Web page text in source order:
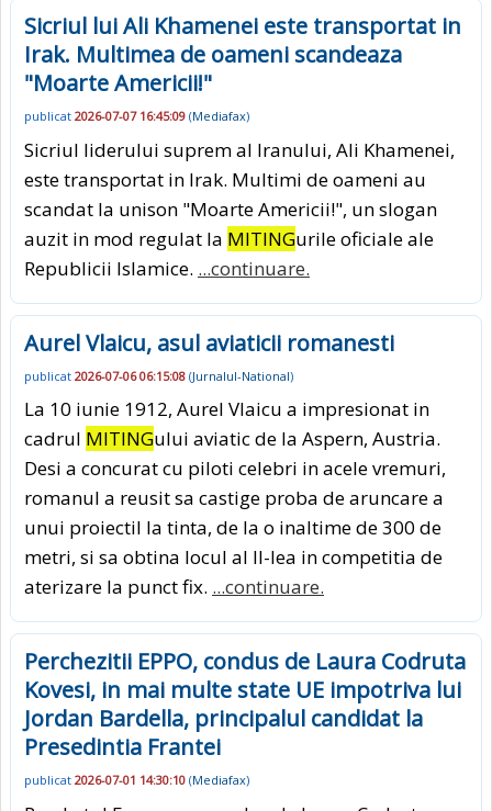
Sicriul lui Ali Khamenei este transportat in
Irak. Multimea de oameni scandeaza
"Moarte Americii!"
publicat 2026-07-07 16:45:09 (Mediafax)
Sicriul liderului suprem al Iranului, Ali Khamenei,
este transportat in Irak. Multimi de oameni au
scandat la unison "Moarte Americii!", un slogan
auzit in mod regulat la MITINGurile oficiale ale
Republicii Islamice. ...continuare.
Aurel Vlaicu, asul aviaticii romanesti
publicat 2026-07-06 06:15:08 (Jurnalul-National)
La 10 iunie 1912, Aurel Vlaicu a impresionat in
cadrul MITINGului aviatic de la Aspern, Austria.
Desi a concurat cu piloti celebri in acele vremuri,
romanul a reusit sa castige proba de aruncare a
unui proiectil la tinta, de la o inaltime de 300 de
metri, si sa obtina locul al II-lea in competitia de
aterizare la punct fix. ...continuare.
Perchezitii EPPO, condus de Laura Codruta
Kovesi, in mai multe state UE impotriva lui
Jordan Bardella, principalul candidat la
Presedintia Frantei
publicat 2026-07-01 14:30:10 (Mediafax)